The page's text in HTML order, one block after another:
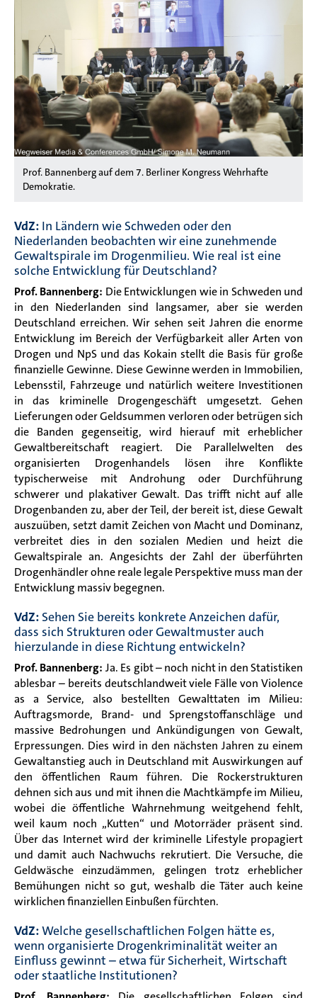
Prof. Bannenberg auf dem 7. Berliner Kongress Wehrhafte
Demokratie.
VdZ: In Ländern wie Schweden oder den
Niederlanden beobachten wir eine zunehmende
Gewaltspirale im Drogenmilieu. Wie real ist eine
solche Entwicklung für Deutschland?
Prof. Bannenberg: Die Entwicklungen wie in Schweden und
in den Niederlanden sind langsamer, aber sie werden
Deutschland erreichen. Wir sehen seit Jahren die enorme
Entwicklung im Bereich der Verfügbarkeit aller Arten von
Drogen und NpS und das Kokain stellt die Basis für große
finanzielle Gewinne. Diese Gewinne werden in Immobilien,
Lebensstil, Fahrzeuge und natürlich weitere Investitionen
in das kriminelle Drogengeschäft umgesetzt. Gehen
Lieferungen oder Geldsummen verloren oder betrügen sich
die Banden gegenseitig, wird hierauf mit erheblicher
Gewaltbereitschaft reagiert. Die Parallelwelten des
organisierten Drogenhandels lösen ihre Konflikte
typischerweise mit Androhung oder Durchführung
schwerer und plakativer Gewalt. Das trifft nicht auf alle
Drogenbanden zu, aber der Teil, der bereit ist, diese Gewalt
auszuüben, setzt damit Zeichen von Macht und Dominanz,
verbreitet dies in den sozialen Medien und heizt die
Gewaltspirale an. Angesichts der Zahl der überführten
Drogenhändler ohne reale legale Perspektive muss man der
Entwicklung massiv begegnen.
VdZ: Sehen Sie bereits konkrete Anzeichen dafür,
dass sich Strukturen oder Gewaltmuster auch
hierzulande in diese Richtung entwickeln?
Prof. Bannenberg: Ja. Es gibt – noch nicht in den Statistiken
ablesbar – bereits deutschlandweit viele Fälle von Violence
as a Service, also bestellten Gewalttaten im Milieu:
Auftragsmorde, Brand- und Sprengstoffanschläge und
massive Bedrohungen und Ankündigungen von Gewalt,
Erpressungen. Dies wird in den nächsten Jahren zu einem
Gewaltanstieg auch in Deutschland mit Auswirkungen auf
den öffentlichen Raum führen. Die Rockerstrukturen
dehnen sich aus und mit ihnen die Machtkämpfe im Milieu,
wobei die öffentliche Wahrnehmung weitgehend fehlt,
weil kaum noch „Kutten“ und Motorräder präsent sind.
Über das Internet wird der kriminelle Lifestyle propagiert
und damit auch Nachwuchs rekrutiert. Die Versuche, die
Geldwäsche einzudämmen, gelingen trotz erheblicher
Bemühungen nicht so gut, weshalb die Täter auch keine
wirklichen finanziellen Einbußen fürchten.
VdZ:Welche gesellschaftlichen Folgen hätte es,
wenn organisierte Drogenkriminalität weiter an
Einfluss gewinnt – etwa für Sicherheit, Wirtschaft
oder staatliche Institutionen?